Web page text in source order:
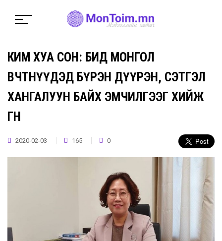
КИМ ХУА СОН: БИД МОНГОЛ
ӨВЧТӨНҮҮДЭД БҮРЭН ДҮҮРЭН, СЭТГЭЛ
ХАНГАЛУУН БАЙХ ЭМЧИЛГЭЭГ ХИЙЖ
ӨГНӨ
2020-02-03 165 0